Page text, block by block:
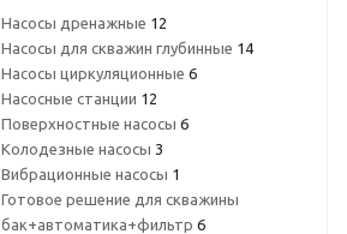
Насосы дренажные 12
Насосы для скважин глубинные 14
Насосы циркуляционные 6
Насосные станции 12
Поверхностные насосы 6
Колодезные насосы 3
Вибрационные насосы 1
Готовое решение для скважины
бак+автоматика+фильтр 6